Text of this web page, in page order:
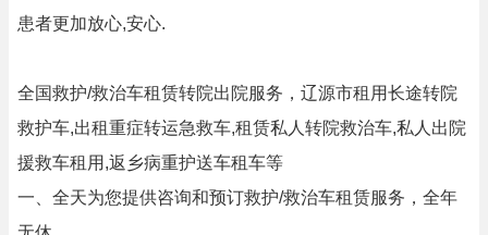
患者更加放心,安心.
全国救护/救治车租赁转院出院服务，辽源市租用长途转院
救护车,出租重症转运急救车,租赁私人转院救治车,私人出院
援救车租用,返乡病重护送车租车等
一、全天为您提供咨询和预订救护/救治车租赁服务，全年